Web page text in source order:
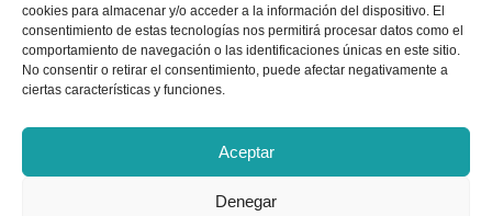
cookies para almacenar y/o acceder a la información del dispositivo. El
consentimiento de estas tecnologías nos permitirá procesar datos como el
comportamiento de navegación o las identificaciones únicas en este sitio.
No consentir o retirar el consentimiento, puede afectar negativamente a
ciertas características y funciones.
Aceptar
Denegar